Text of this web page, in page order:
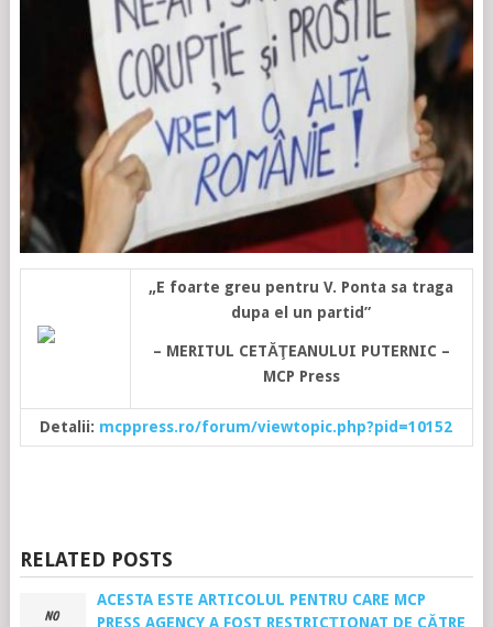
„E foarte greu pentru V. Ponta sa traga
dupa el un partid”
– MERITUL CETĂŢEANULUI PUTERNIC –
MCP Press
Detalii: mcppress.ro/forum/viewtopic.php?pid=10152
RELATED POSTS
ACESTA ESTE ARTICOLUL PENTRU CARE MCP
PRESS AGENCY A FOST RESTRICȚIONAT DE CĂTRE